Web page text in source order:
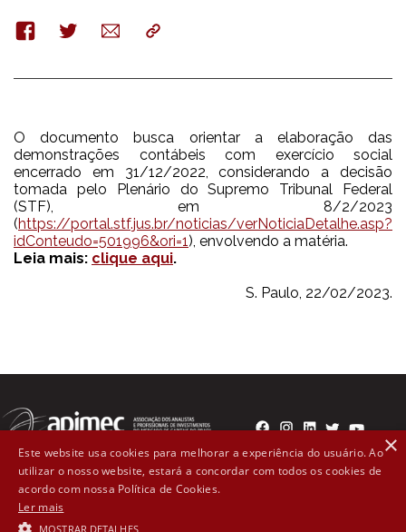
FacebookTwitterE-
mail
Copy
O documento busca orientar a elaboração das
demonstrações contábeis com exercício social
encerrado em 31/12/2022, considerando a decisão
tomada pelo Plenário do Supremo Tribunal Federal
(STF), em 8/2/2023
(https://portal.stf.jus.br/noticias/verNoticiaDetalhe.asp?
idConteudo=501996&ori=1), envolvendo a matéria.
Leia mais: clique aqui.
S. Paulo, 22/02/2023.
Rua Líbero Badaró, 300 - 2º andar Cep: 01008-000 - São
×
Este website usa cookies para melhorar a experiência do usuário. Ao
utilizar o nosso website, estará a concordar com todos os cookies de
acordo com nossa Política de Cookies.
Ler mais
MOSTRAR DETALHES